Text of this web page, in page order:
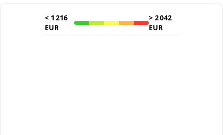
< 1 216
EUR
> 2 042
EUR